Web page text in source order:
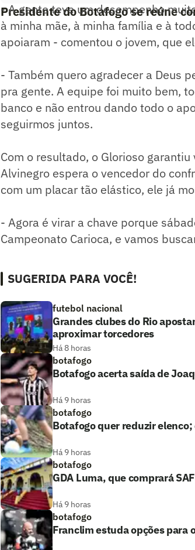
Presidente do Botafogo se reúne
- A gente teve um desempenho
à minha mãe, à minha família e à
apoiaram - comentou o jovem, que
- Também quero agradecer a Deus
pra gente. A equipe foi muito bem,
banco e não entrou dando todo o
seguirmos juntos.
Com o resultado, o Glorioso
Alvinegro espera o vencedor do
com um placar tão elástico, ele já
- Agora é virar a chave porque
Campeonato Carioca, e vamos
SUGERIDA PARA VOCÊ!
futebol nacional
Grandes clubes do Rio
aproximar torcedores
Há 8 horas
botafogo
Botafogo acerta saída de
Há 9 horas
botafogo
Botafogo quer reduzir
Há 9 horas
botafogo
GDA Luma, que comprará
Há 9 horas
botafogo
Franclim estuda opções para